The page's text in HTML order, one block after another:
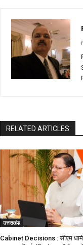
RELATED ARTICLES
उत्तराखंड
Cabinet Decisions : सीएम